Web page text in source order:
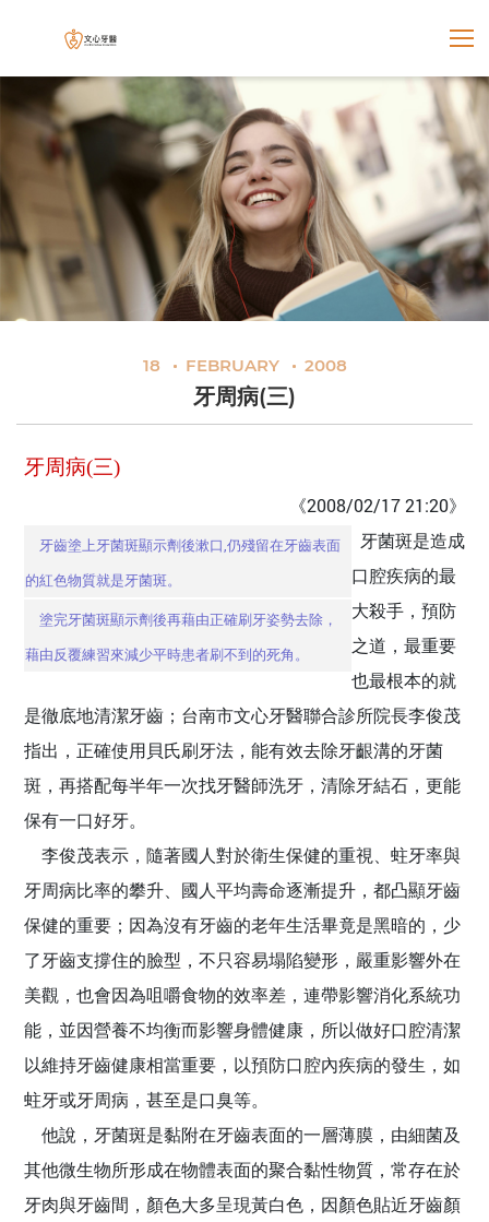
文心牙醫聯合診所
展開
18 FEBRUARY 2008
牙周病(三)
牙周病(三)
《2008/02/17 21:20》
牙齒塗上牙菌斑顯示劑後漱口,仍殘留在牙齒表面
的紅色物質就是牙菌斑。
塗完牙菌斑顯示劑後再藉由正確刷牙姿勢去除，
藉由反覆練習來減少平時患者刷不到的死角。
牙菌斑是造成
口腔疾病的最
大殺手，預防
之道，最重要
也最根本的就
是徹底地清潔牙齒；台南市文心牙醫聯合診所院長李俊茂
指出，正確使用貝氏刷牙法，能有效去除牙齦溝的牙菌
斑，再搭配每半年一次找牙醫師洗牙，清除牙結石，更能
保有一口好牙。
李俊茂表示，隨著國人對於衛生保健的重視、蛀牙率與
牙周病比率的攀升、國人平均壽命逐漸提升，都凸顯牙齒
保健的重要；因為沒有牙齒的老年生活畢竟是黑暗的，少
了牙齒支撐住的臉型，不只容易塌陷變形，嚴重影響外在
美觀，也會因為咀嚼食物的效率差，連帶影響消化系統功
能，並因營養不均衡而影響身體健康，所以做好口腔清潔
以維持牙齒健康相當重要，以預防口腔內疾病的發生，如
蛀牙或牙周病，甚至是口臭等。
他說，牙菌斑是黏附在牙齒表面的一層薄膜，由細菌及
其他微生物所形成在物體表面的聚合黏性物質，常存在於
牙肉與牙齒間，顏色大多呈現黃白色，因顏色貼近牙齒顏